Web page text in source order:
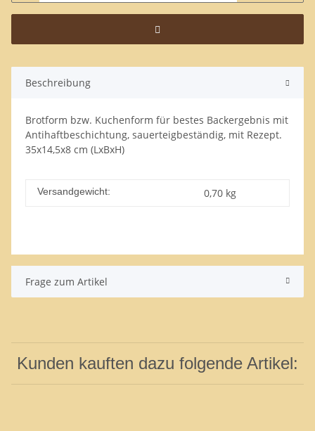
Beschreibung
Brotform bzw. Kuchenform für bestes Backergebnis mit
Antihaftbeschichtung, sauerteigbeständig, mit Rezept.
35x14,5x8 cm (LxBxH)
Versandgewicht: 0,70 kg
Frage zum Artikel
Kunden kauften dazu folgende Artikel: